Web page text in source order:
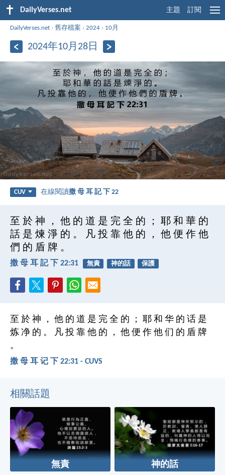
DailyVerses.net 主題 訂閱
DailyVerses.net ›舊存檔案 ›2024 › 10月
2024年10月28日
CUV 在線閱讀撒 母 耳 記 下 22
至 於 神 ， 他 的 道 是 完 全 的 ； 耶 和 華 的
話 是 煉 淨 的 。 凡 投 靠 他 的 ， 他 便 作 他
們 的 盾 牌 。
撒 母 耳 記 下 22:31 無責 神的話 保護
至 於 神 ， 他 的 道 是 完 全 的 ； 耶 和 华 的 话 是
炼 净 的 。 凡 投 靠 他 的 ， 他 便 作 他 们 的 盾 牌
。
撒 母 耳 记 下 22:31 - CUVS
相關話題
無責 神的話